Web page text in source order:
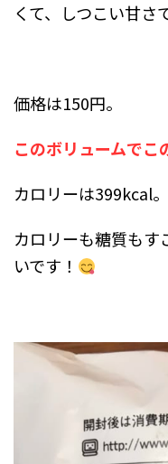
くて、しつこい甘さ
価格は150円。
このボリュームでこ
カロリーは399kcal。
カロリーも糖質もす
いです！